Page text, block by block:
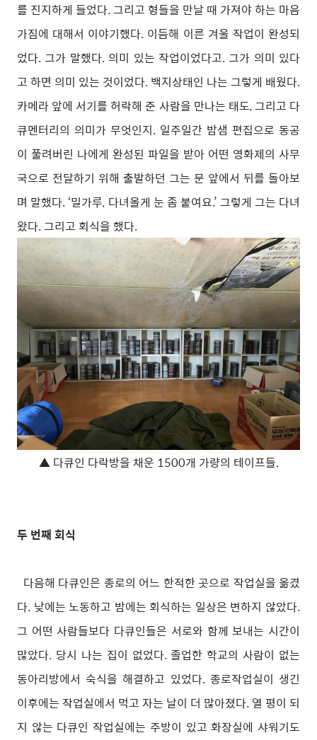
를 진지하게 들었다. 그리고 형들을 만날 때 가져야 하는 마음
가짐에 대해서 이야기했다. 이듬해 이른 겨울 작업이 완성되
었다. 그가 말했다. 의미 있는 작업이었다고. 그가 의미 있다
고 하면 의미 있는 것이었다. 백지상태인 나는 그렇게 배웠다.
카메라 앞에 서기를 허락해 준 사람을 만나는 태도, 그리고 다
큐멘터리의 의미가 무엇인지. 일주일간 밤샘 편집으로 동공
이 풀려버린 나에게 완성된 파일을 받아 어떤 영화제의 사무
국으로 전달하기 위해 출발하던 그는 문 앞에서 뒤를 돌아보
며 말했다. ‘밀가루, 다녀올게 눈 좀 붙여요.’ 그렇게 그는 다녀
왔다. 그리고 회식을 했다.
▲ 다큐인 다락방을 채운 1500개 가량의 테이프들.
두 번째 회식
다음해 다큐인은 종로의 어느 한적한 곳으로 작업실을 옮겼
다. 낮에는 노동하고 밤에는 회식하는 일상은 변하지 않았다.
그 어떤 사람들보다 다큐인들은 서로와 함께 보내는 시간이
많았다. 당시 나는 집이 없었다. 졸업한 학교의 사람이 없는
동아리방에서 숙식을 해결하고 있었다. 종로작업실이 생긴
이후에는 작업실에서 먹고 자는 날이 더 많아졌다. 열 평이 되
지 않는 다큐인 작업실에는 주방이 있고 화장실에 샤워기도